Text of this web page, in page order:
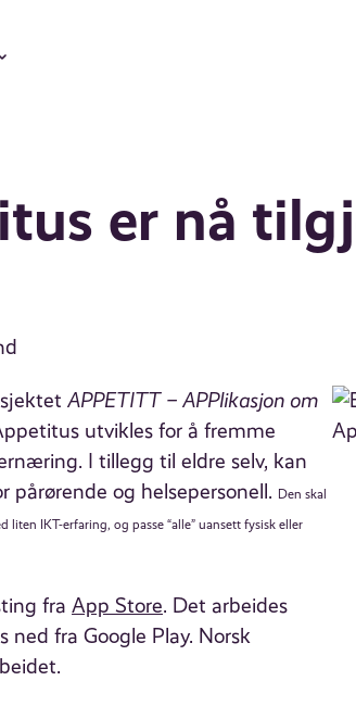
er nå
APPETITT – APPlikasjon om
utvikles for å fremme
I tillegg til eldre selv, kan
og helsepersonell. Den skal
IKT-erfaring, og passe “alle” uansett fysisk eller
fra App Store. Det arbeides
fra Google Play. Norsk